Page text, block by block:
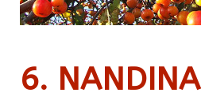
6. NANDINA